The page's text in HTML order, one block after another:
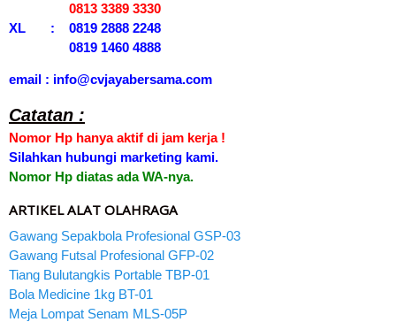
0813 3389 3330
XL : 0819 2888 2248
0819 1460 4888
email : info@cvjayabersama.com
Catatan :
Nomor Hp hanya aktif di jam kerja !
Silahkan hubungi marketing kami.
Nomor Hp diatas ada WA-nya.
ARTIKEL ALAT OLAHRAGA
Gawang Sepakbola Profesional GSP-03
Gawang Futsal Profesional GFP-02
Tiang Bulutangkis Portable TBP-01
Bola Medicine 1kg BT-01
Meja Lompat Senam MLS-05P